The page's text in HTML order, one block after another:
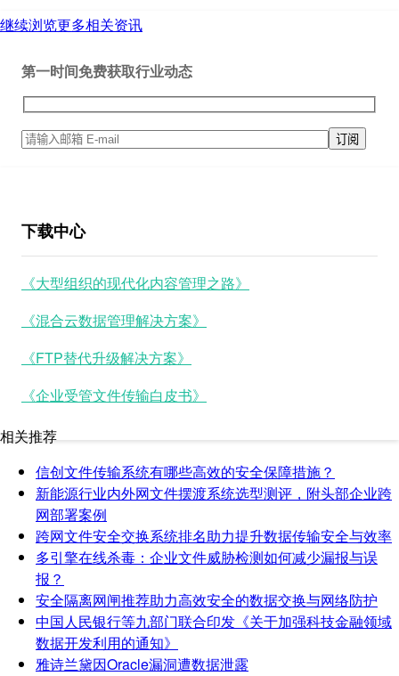
继续浏览更多相关资讯
第一时间免费获取行业动态
下载中心
《大型组织的现代化内容管理之路》
《混合云数据管理解决方案》
《FTP替代升级解决方案》
《企业受管文件传输白皮书》
相关推荐
信创文件传输系统有哪些高效的安全保障措施？
新能源行业内外网文件摆渡系统选型测评，附头部企业跨
网部署案例
跨网文件安全交换系统排名助力提升数据传输安全与效率
多引擎在线杀毒：企业文件威胁检测如何减少漏报与误
报？
安全隔离网闸推荐助力高效安全的数据交换与网络防护
中国人民银行等九部门联合印发《关于加强科技金融领域
数据开发利用的通知》
雅诗兰黛因Oracle漏洞遭数据泄露